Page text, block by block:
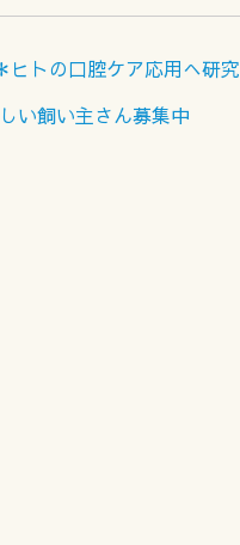
ヒトの口腔ケア応用へ研究
い飼い主さん募集中